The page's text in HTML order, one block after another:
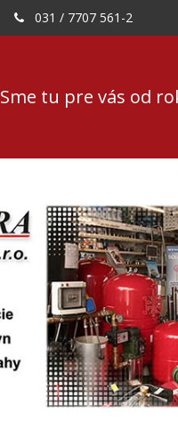
Sme tu pre vás od
031 / 7707 561-2